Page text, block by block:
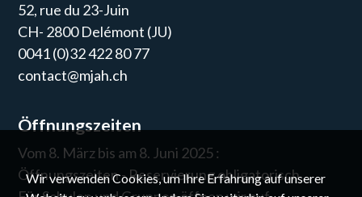
52, rue du 23-Juin
CH- 2800 Delémont (JU)
0041 (0)32 422 80 77
contact@mjah.ch
Öffnungszeiten
Vom 8. März bis am 8. Juni 2025 :
Öffnungszeiten - Reservierung obligatorisch
Wir verwenden Cookies, um Ihre Erfahrung auf unserer